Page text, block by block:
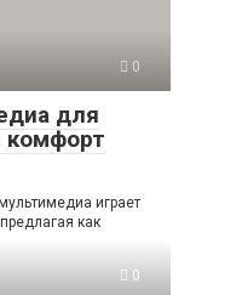
0
для
комфорт
играет
как
0